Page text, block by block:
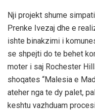
Nji projekt shume
Prenke Ivezaj dhe e
ishte binakzimi i
se shpejti do te behet
moter i saj Rochester
shoqates “Malesia e
ateher nga te dy palet,
keshtu vazhduam